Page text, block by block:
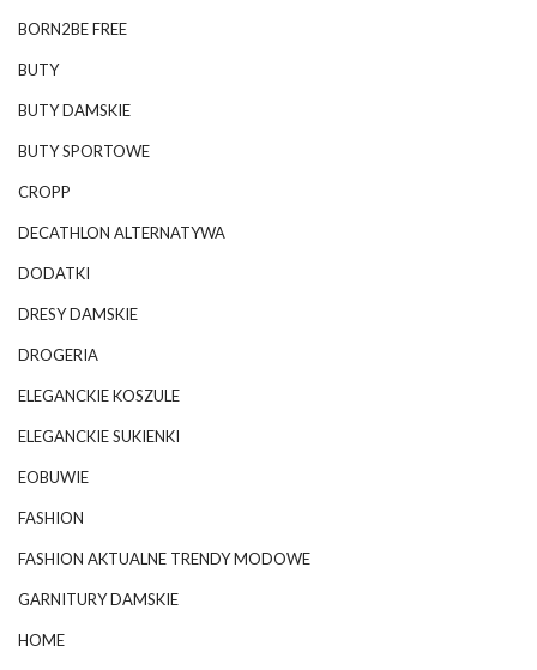
BORN2BE FREE
BUTY
BUTY DAMSKIE
BUTY SPORTOWE
CROPP
DECATHLON ALTERNATYWA
DODATKI
DRESY DAMSKIE
DROGERIA
ELEGANCKIE KOSZULE
ELEGANCKIE SUKIENKI
EOBUWIE
FASHION
FASHION AKTUALNE TRENDY MODOWE
GARNITURY DAMSKIE
HOME